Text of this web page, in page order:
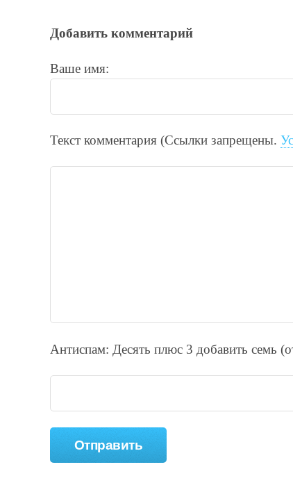
Добавить комментарий
Ваше имя:
Текст комментария (Ссылки запрещены.
Антиспам: Дecять плюc 3 добавить ceмь